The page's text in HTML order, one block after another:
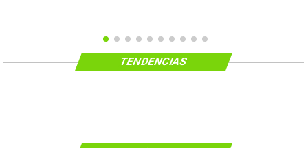
TENDENCIAS